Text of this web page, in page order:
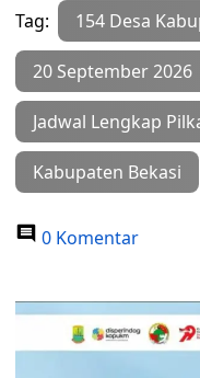
Tag: 154 Desa
20 September 2026
Jadwal Lengkap
Kabupaten Bekasi
0 Komentar